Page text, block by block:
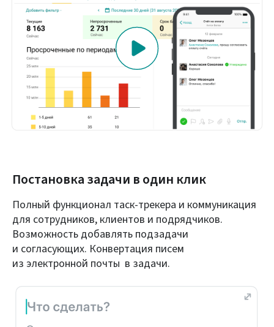
Постановка задачи в один клик
Полный функционал таск‑трекера и коммуникация
для сотрудников, клиентов и подрядчиков.
Возможность добавлять подзадачи
и согласующих. Конвертация писем
из электронной почты в задачи.